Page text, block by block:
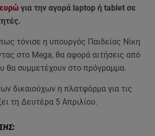
για την αγορά laptop ή tablet σε
τόνισε η υπουργός Παιδείας Νίκη
στο Mega, θα αφορά αιτήσεις από
θα συμμετέχουν στο πρόγραμμα.
δικαιούχων η πλατφόρμα για τις
τη Δευτέρα 5 Απριλίου.